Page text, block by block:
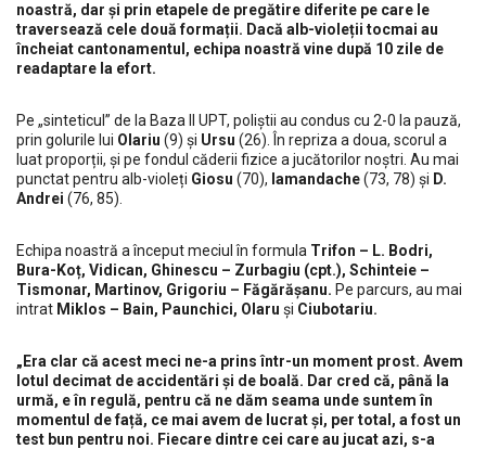
noastră, dar și prin etapele de pregătire diferite pe care le
traversează cele două formații. Dacă alb-violeții tocmai au
încheiat cantonamentul, echipa noastră vine după 10 zile de
readaptare la efort.
Pe „sinteticul” de la Baza II UPT, poliștii au condus cu 2-0 la pauză,
prin golurile lui Olariu (9) și Ursu (26). În repriza a doua, scorul a
luat proporții, și pe fondul căderii fizice a jucătorilor noștri. Au mai
punctat pentru alb-violeți Giosu (70), Iamandache(73, 78) și D.
Andrei (76, 85).
Echipa noastră a început meciul în formula Trifon – L. Bodri,
Bura-Koț, Vidican, Ghinescu – Zurbagiu (cpt.), Schinteie –
Tismonar, Martinov, Grigoriu – Făgărășanu. Pe parcurs, au mai
intrat Miklos – Bain, Paunchici, Olaru și Ciubotariu.
„Era clar că acest meci ne-a prins într-un moment prost. Avem
lotul decimat de accidentări și de boală. Dar cred că, până la
urmă, e în regulă, pentru că ne dăm seama unde suntem în
momentul de față, ce mai avem de lucrat și, per total, a fost un
test bun pentru noi. Fiecare dintre cei care au jucat azi, s-a